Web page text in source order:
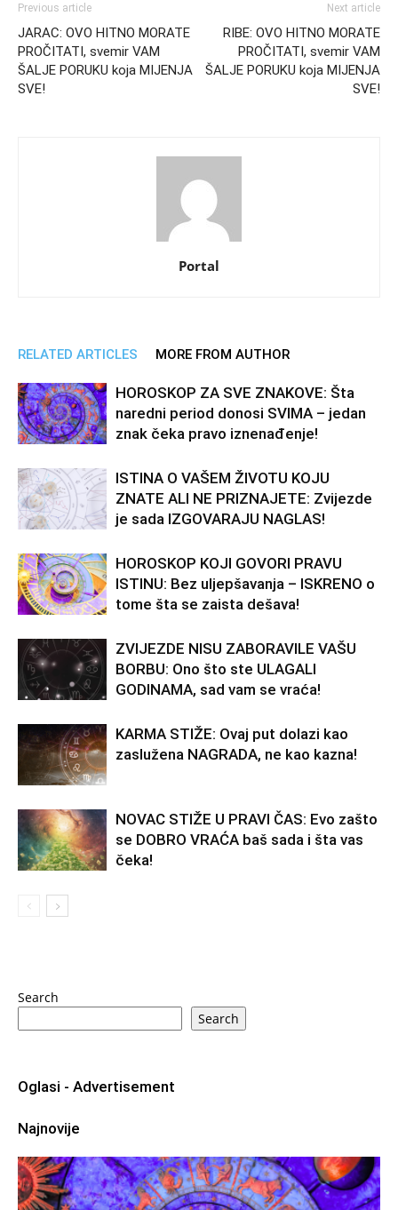
Previous article
JARAC: OVO HITNO MORATE
PROČITATI, svemir VAM
ŠALJE PORUKU koja MIJENJA
SVE!
Next article
RIBE: OVO HITNO MORATE
PROČITATI, svemir VAM
ŠALJE PORUKU koja MIJENJA
SVE!
Portal
RELATED ARTICLES MORE FROM AUTHOR
HOROSKOP ZA SVE ZNAKOVE: Šta
naredni period donosi SVIMA – jedan
znak čeka pravo iznenađenje!
ISTINA O VAŠEM ŽIVOTU KOJU
ZNATE ALI NE PRIZNAJETE: Zvijezde
je sada IZGOVARAJU NAGLAS!
HOROSKOP KOJI GOVORI PRAVU
ISTINU: Bez uljepšavanja – ISKRENO o
tome šta se zaista dešava!
ZVIJEZDE NISU ZABORAVILE VAŠU
BORBU: Ono što ste ULAGALI
GODINAMA, sad vam se vraća!
KARMA STIŽE: Ovaj put dolazi kao
zaslužena NAGRADA, ne kao kazna!
NOVAC STIŽE U PRAVI ČAS: Evo zašto
se DOBRO VRAĆA baš sada i šta vas
čeka!
Search
Search
Oglasi - Advertisement
Najnovije